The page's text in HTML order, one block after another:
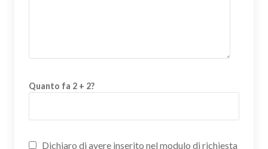
Quanto fa 2 + 2?
Dichiaro di avere inserito nel modulo di richiesta